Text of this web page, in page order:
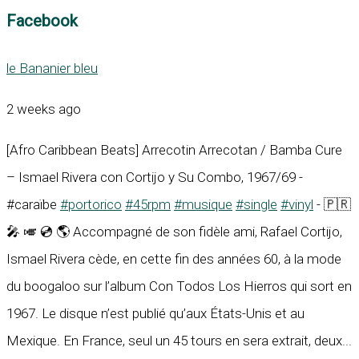
Facebook
le Bananier bleu
2 weeks ago
[Afro Caribbean Beats] Arrecotin Arrecotan / Bamba Cure
– Ismael Rivera con Cortijo y Su Combo, 1967/69 -
#caraïbe #portorico #45rpm #musique #single #vinyl - 🇵🇷
🎤 🎺 💿 🌎 Accompagné de son fidèle ami, Rafael Cortijo,
Ismael Rivera cède, en cette fin des années 60, à la mode
du boogaloo sur l’album Con Todos Los Hierros qui sort en
1967. Le disque n’est publié qu’aux États-Unis et au
Mexique. En France, seul un 45 tours en sera extrait, deux...